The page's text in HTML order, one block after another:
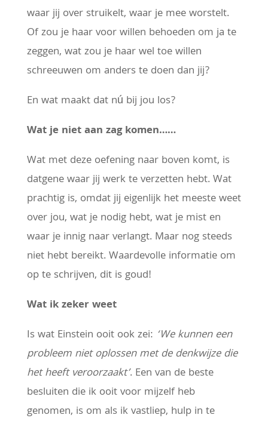
waar jij over struikelt, waar je mee worstelt.
Of zou je haar voor willen behoeden om ja te
zeggen, wat zou je haar wel toe willen
schreeuwen om anders te doen dan jij?
En wat maakt dat nú bij jou los?
Wat je niet aan zag komen……
Wat met deze oefening naar boven komt, is
datgene waar jij werk te verzetten hebt. Wat
prachtig is, omdat jij eigenlijk het meeste weet
over jou, wat je nodig hebt, wat je mist en
waar je innig naar verlangt. Maar nog steeds
niet hebt bereikt. Waardevolle informatie om
op te schrijven, dit is goud!
Wat ik zeker weet
Is wat Einstein ooit ook zei: ‘We kunnen een
probleem niet oplossen met de denkwijze die
het heeft veroorzaakt’. Een van de beste
besluiten die ik ooit voor mijzelf heb
genomen, is om als ik vastliep, hulp in te